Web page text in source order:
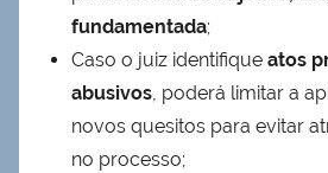
fundamentada;
Caso o juiz identifique atos
abusivos, poderá limitar a
novos quesitos para evitar
no processo;